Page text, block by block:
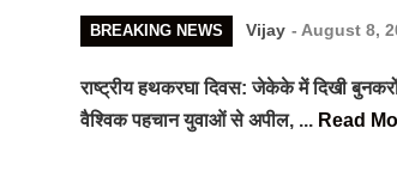
BREAKING NEWS Vijay - August 8,
राष्ट्रीय हथकरघा दिवस: जेकेके में दिखी बुनकरों
वैश्विक पहचान युवाओं से अपील, ... Read